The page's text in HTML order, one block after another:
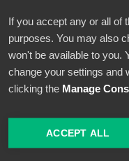
If you accept any or all of
purposes. You may also
won't be available to you.
change your settings and
clicking the Manage
ACCEPT ALL